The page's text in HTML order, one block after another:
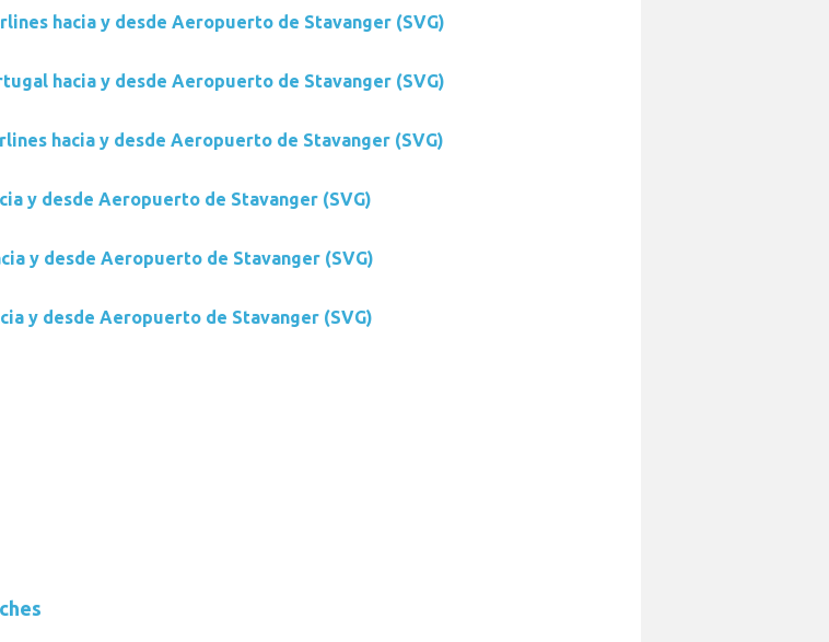
hacia y desde Aeropuerto de Stavanger (SVG)
hacia y desde Aeropuerto de Stavanger (SVG)
hacia y desde Aeropuerto de Stavanger (SVG)
y desde Aeropuerto de Stavanger (SVG)
y desde Aeropuerto de Stavanger (SVG)
y desde Aeropuerto de Stavanger (SVG)